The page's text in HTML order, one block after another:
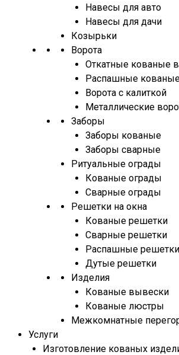
Навесы для авто
Навесы для дачи
Козырьки
Ворота
Откатные кованые
Распашные
Ворота с калиткой
Металлические
Заборы
Заборы кованые
Заборы сварные
Ритуальные ограды
Кованые ограды
Сварные ограды
Решетки на окна
Кованые решетки
Сварные решетки
Распашные решетки
Дутые решетки
Изделия
Кованые вывески
Кованые люстры
Межкомнатные
Услуги
Изготовление кованых